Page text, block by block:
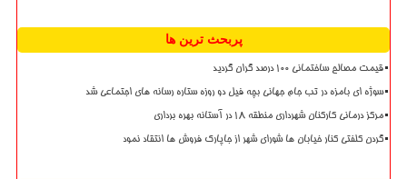
پربحث ترین ها
قیمت مصالح ساختمانی ۱۰۰ درصد گران گردید
سوژه ای بامزه در تب جام جهانی بچه فیل دو روزه ستاره رسانه های اجتماعی شد
مرکز درمانی کارکنان شهرداری منطقه ۱۸ در آستانه بهره برداری
گردن کلفتی کنار خیابان ها شورای شهر از جاپارک فروش ها انتقاد نمود